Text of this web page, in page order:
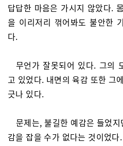
답답한 마음은 가시지 않았다.
을 이리저리 꺾어봐도 불안한
다.
무언가 잘못되어 있다. 그의
고 있었다. 내면의 육감 또한 그
긋나 있다.
문제는, 불길한 예감은 들었
감을 잡을 수가 없다는 것이었다.